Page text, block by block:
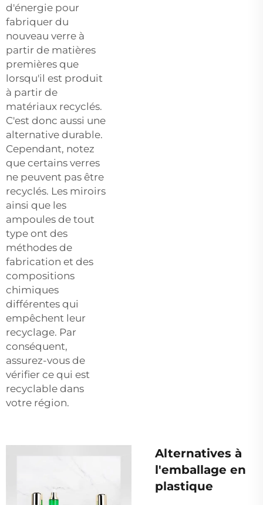
d'énergie pour
fabriquer du
nouveau verre à
partir de matières
premières que
lorsqu'il est produit
à partir de
matériaux recyclés.
C'est donc aussi une
alternative durable.
Cependant, notez
que certains verres
ne peuvent pas être
recyclés. Les miroirs
ainsi que les
ampoules de tout
type ont des
méthodes de
fabrication et des
compositions
chimiques
différentes qui
empêchent leur
recyclage. Par
conséquent,
assurez-vous de
vérifier ce qui est
recyclable dans
votre région.
Alternatives à
l'emballage en
plastique